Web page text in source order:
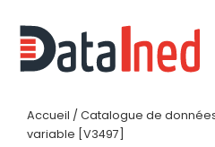
Accueil / Catalogue de
variable [V3497]